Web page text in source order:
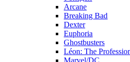
Arcane
Breaking Bad
Dexter
Euphoria
Ghostbusters
Léon: The
Marvel/DC